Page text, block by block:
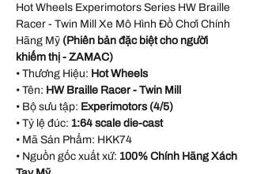
Hot Wheels Experimotors Series HW Braille
Racer - Twin Mill Xe Mô Hình Đồ Chơi Chính
Hãng Mỹ (Phiên bản đặc biệt cho người
khiếm thị - ZAMAC)
• Thương Hiệu: Hot Wheels
• Tên: HW Braille Racer - Twin Mill
• Bộ sưu tập: Experimotors (4/5)
• Tỷ lệ đúc: 1:64 scale die-cast
• Mã Sản Phẩm: HKK74
• Nguồn gốc xuất xứ: 100% Chính Hãng Xách